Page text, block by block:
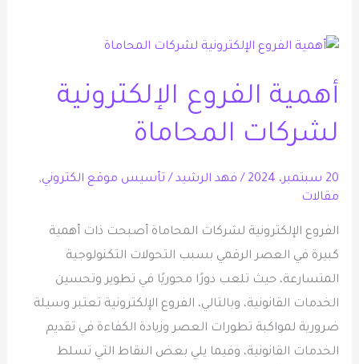
أهمية الفروع الإلكترونية
لشركات المحاماة
20 سبتمبر، 2024 / فهد الرشيد/ تأسيس موقع الكتروني,
مقالات
الفروع الإلكترونية لشركات المحاماة أصبحت ذات أهمية
كبيرة في العصر الرقمي بسبب التحولات التكنولوجية
المتسارعة، حيث تلعب دورًا محوريًا في تطوير وتحسين
الخدمات القانونية، وبالتالي، الفروع الإلكترونية تعتبر وسيلة
ضرورية لمواكبة تطورات العصر وزيادة الكفاءة في تقديم
الخدمات القانونية، وفيما يلي بعض النقاط التي تسلط
أهمية
الإلكترونية
لشركات
المحاماة